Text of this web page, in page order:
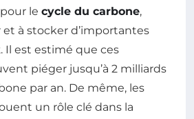
le cycle du carbone,
et à stocker d’importantes
Il est estimé que ces
piéger jusqu’à 2 milliards
par an. De même, les
un rôle clé dans la